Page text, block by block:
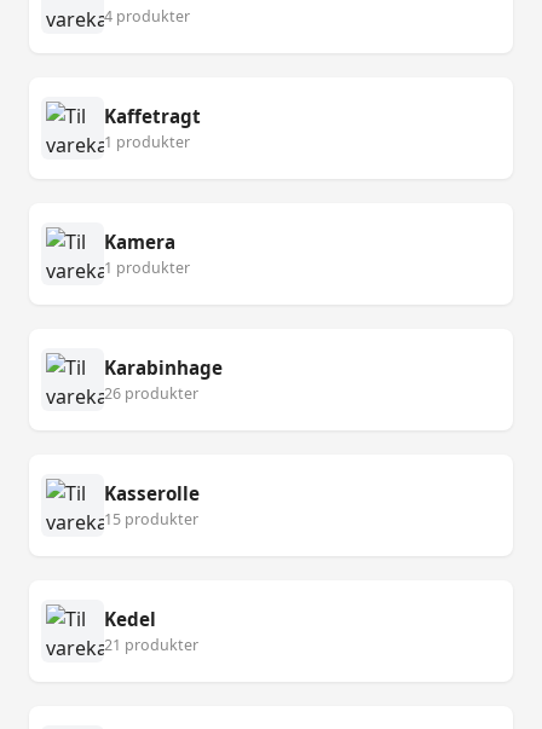
4 produkter
Kaffetragt
1 produkter
Kamera
1 produkter
Karabinhage
26 produkter
Kasserolle
15 produkter
Kedel
21 produkter